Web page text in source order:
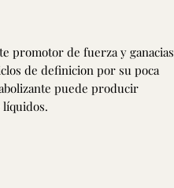
promotor de fuerza y ganacias
de definicion por su poca
puede producir